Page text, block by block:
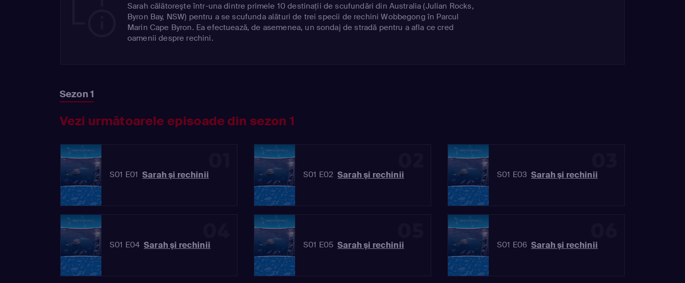
Sarah călătoreşte într-una dintre primele 10 destinaţii de scufundări din Australia (Julian Rocks,
Byron Bay, NSW) pentru a se scufunda alături de trei specii de rechini Wobbegong în Parcul
Marin Cape Byron. Ea efectuează, de asemenea, un sondaj de stradă pentru a afla ce cred
oamenii despre rechini.
Sezon 1
Vezi următoarele episoade din sezon 1
S01 E01 Sarah şi rechinii S01 E02 Sarah şi rechinii S01 E03 Sarah şi rechinii
S01 E04 Sarah şi rechinii S01 E05 Sarah şi rechinii S01 E06 Sarah şi rechinii